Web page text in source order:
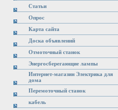
Статьи
Опрос
Карта сайта
Доска объявлений
Отмоточный станок
Энергосберегающие лампы
Интернет-магазин Электрика для
дома
Перемоточный станок
кабель